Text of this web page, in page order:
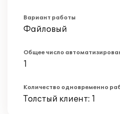
Вариант работы
Файловый
Общее число
1
Количество одновременно
Толстый клиент: 1